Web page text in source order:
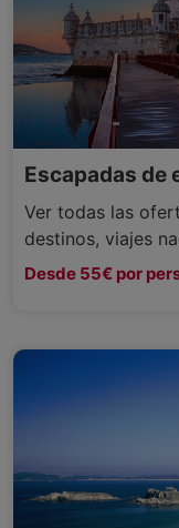
Escapadas de
Ver todas las
destinos, viajes
Desde 55€ por